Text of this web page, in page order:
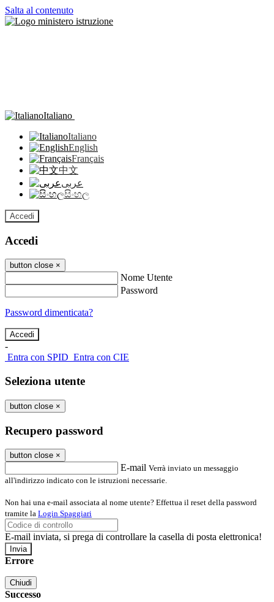
Salta al contenuto
Italiano
Italiano
English
Français
中文
عربى
සිංහල
Accedi
Accedi
button close ×
Nome Utente
Password
Password dimenticata?
-
Entra con SPID Entra con CIE
Seleziona utente
button close ×
Recupero password
button close ×
E-mail Verrà inviato un messaggio
all'indirizzo indicato con le istruzioni necessarie.
Non hai una e-mail associata al nome utente? Effettua il reset della password
tramite la Login Spaggiari
E-mail inviata, si prega di controllare la casella di posta elettronica!
Errore
Chiudi
Successo